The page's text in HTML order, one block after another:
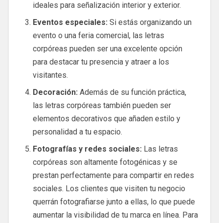
ideales para señalización interior y exterior.
Eventos especiales: Si estás organizando un
evento o una feria comercial, las letras
corpóreas pueden ser una excelente opción
para destacar tu presencia y atraer a los
visitantes.
Decoración: Además de su función práctica,
las letras corpóreas también pueden ser
elementos decorativos que añaden estilo y
personalidad a tu espacio.
Fotografías y redes sociales: Las letras
corpóreas son altamente fotogénicas y se
prestan perfectamente para compartir en redes
sociales. Los clientes que visiten tu negocio
querrán fotografiarse junto a ellas, lo que puede
aumentar la visibilidad de tu marca en línea. Para